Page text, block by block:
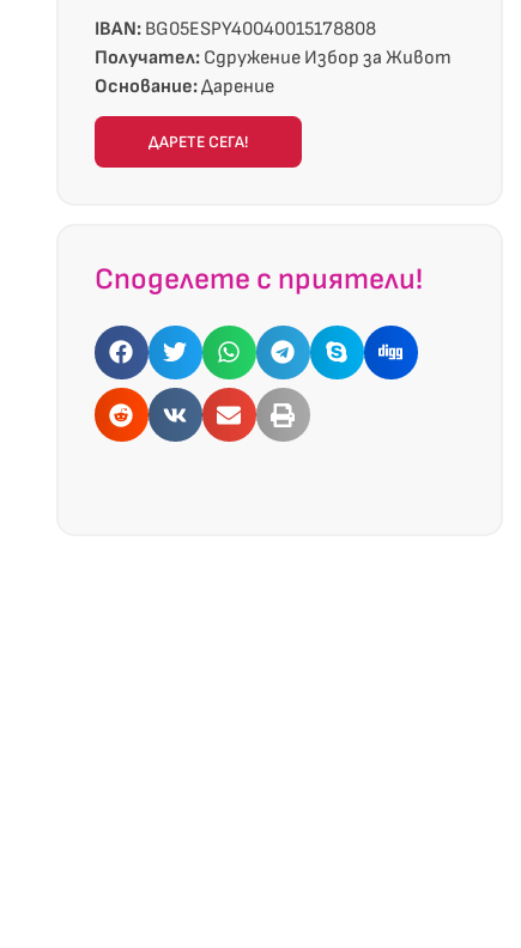
IBAN:BG05ESPY40040015178808
Получател:Сдружение Избор за Живот
Основание:Дарение
ДАРЕТЕ СЕГА!
Споделете с приятели!